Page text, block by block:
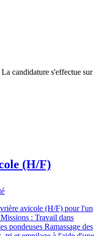
La candidature s'effectue sur
(H/F)
avicole (H/F) pour l'un
: Travail dans
pondeuses Ramassage des